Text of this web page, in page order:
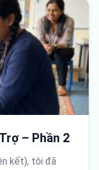
– Phần 2
kết), tôi đã